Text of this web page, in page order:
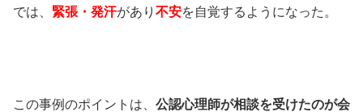
では、 緊張・発汗があり 不安を自覚するようになった。
この事例のポイントは、 公認心理師が相談を受けたのが会